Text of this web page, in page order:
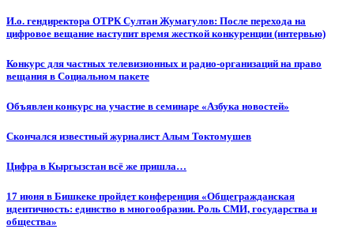
И.о. гендиректора ОТРК Султан Жумагулов: После перехода на
цифровое вещание наступит время жесткой конкуренции (интервью)
Конкурс для частных телевизионных и радио-организаций на право
вещания в Социальном пакете
Объявлен конкурс на участие в семинаре «Азбука новостей»
Cкончался известный журналист Алым Токтомушев
Цифра в Кыргызстан всё же пришла…
17 июня в Бишкеке пройдет конференция «Общегражданская
идентичность: единство в многообразии. Роль СМИ, государства и
общества»